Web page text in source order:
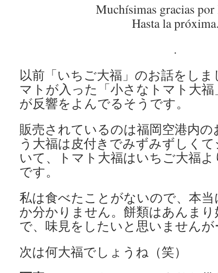
Muchísimas gracias por
Hasta la
.
以前「いちご大福」のお話をし
マトが入った「小さなトマト大
が反響をよんでるそうです。
販売されているのは福岡空港内
う大福は皮付きでみずみずしく
いて、トマト大福はいちご大福
です。
私は食べたことがないので、本
か分かりません。餅類はあんま
で、味見をしたいと思いません
次は何大福でしょうね（笑）